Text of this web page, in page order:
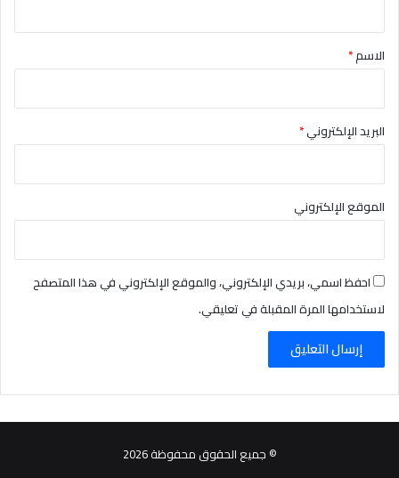
*الاسم*
البريد الإلكتروني*
الموقع الإلكتروني
احفظ اسمي، بريدي الإلكتروني، والموقع الإلكتروني في هذا المتصفح
لاستخدامها المرة المقبلة في تعليقي.
© جميع الحقوق محفوظة 2026